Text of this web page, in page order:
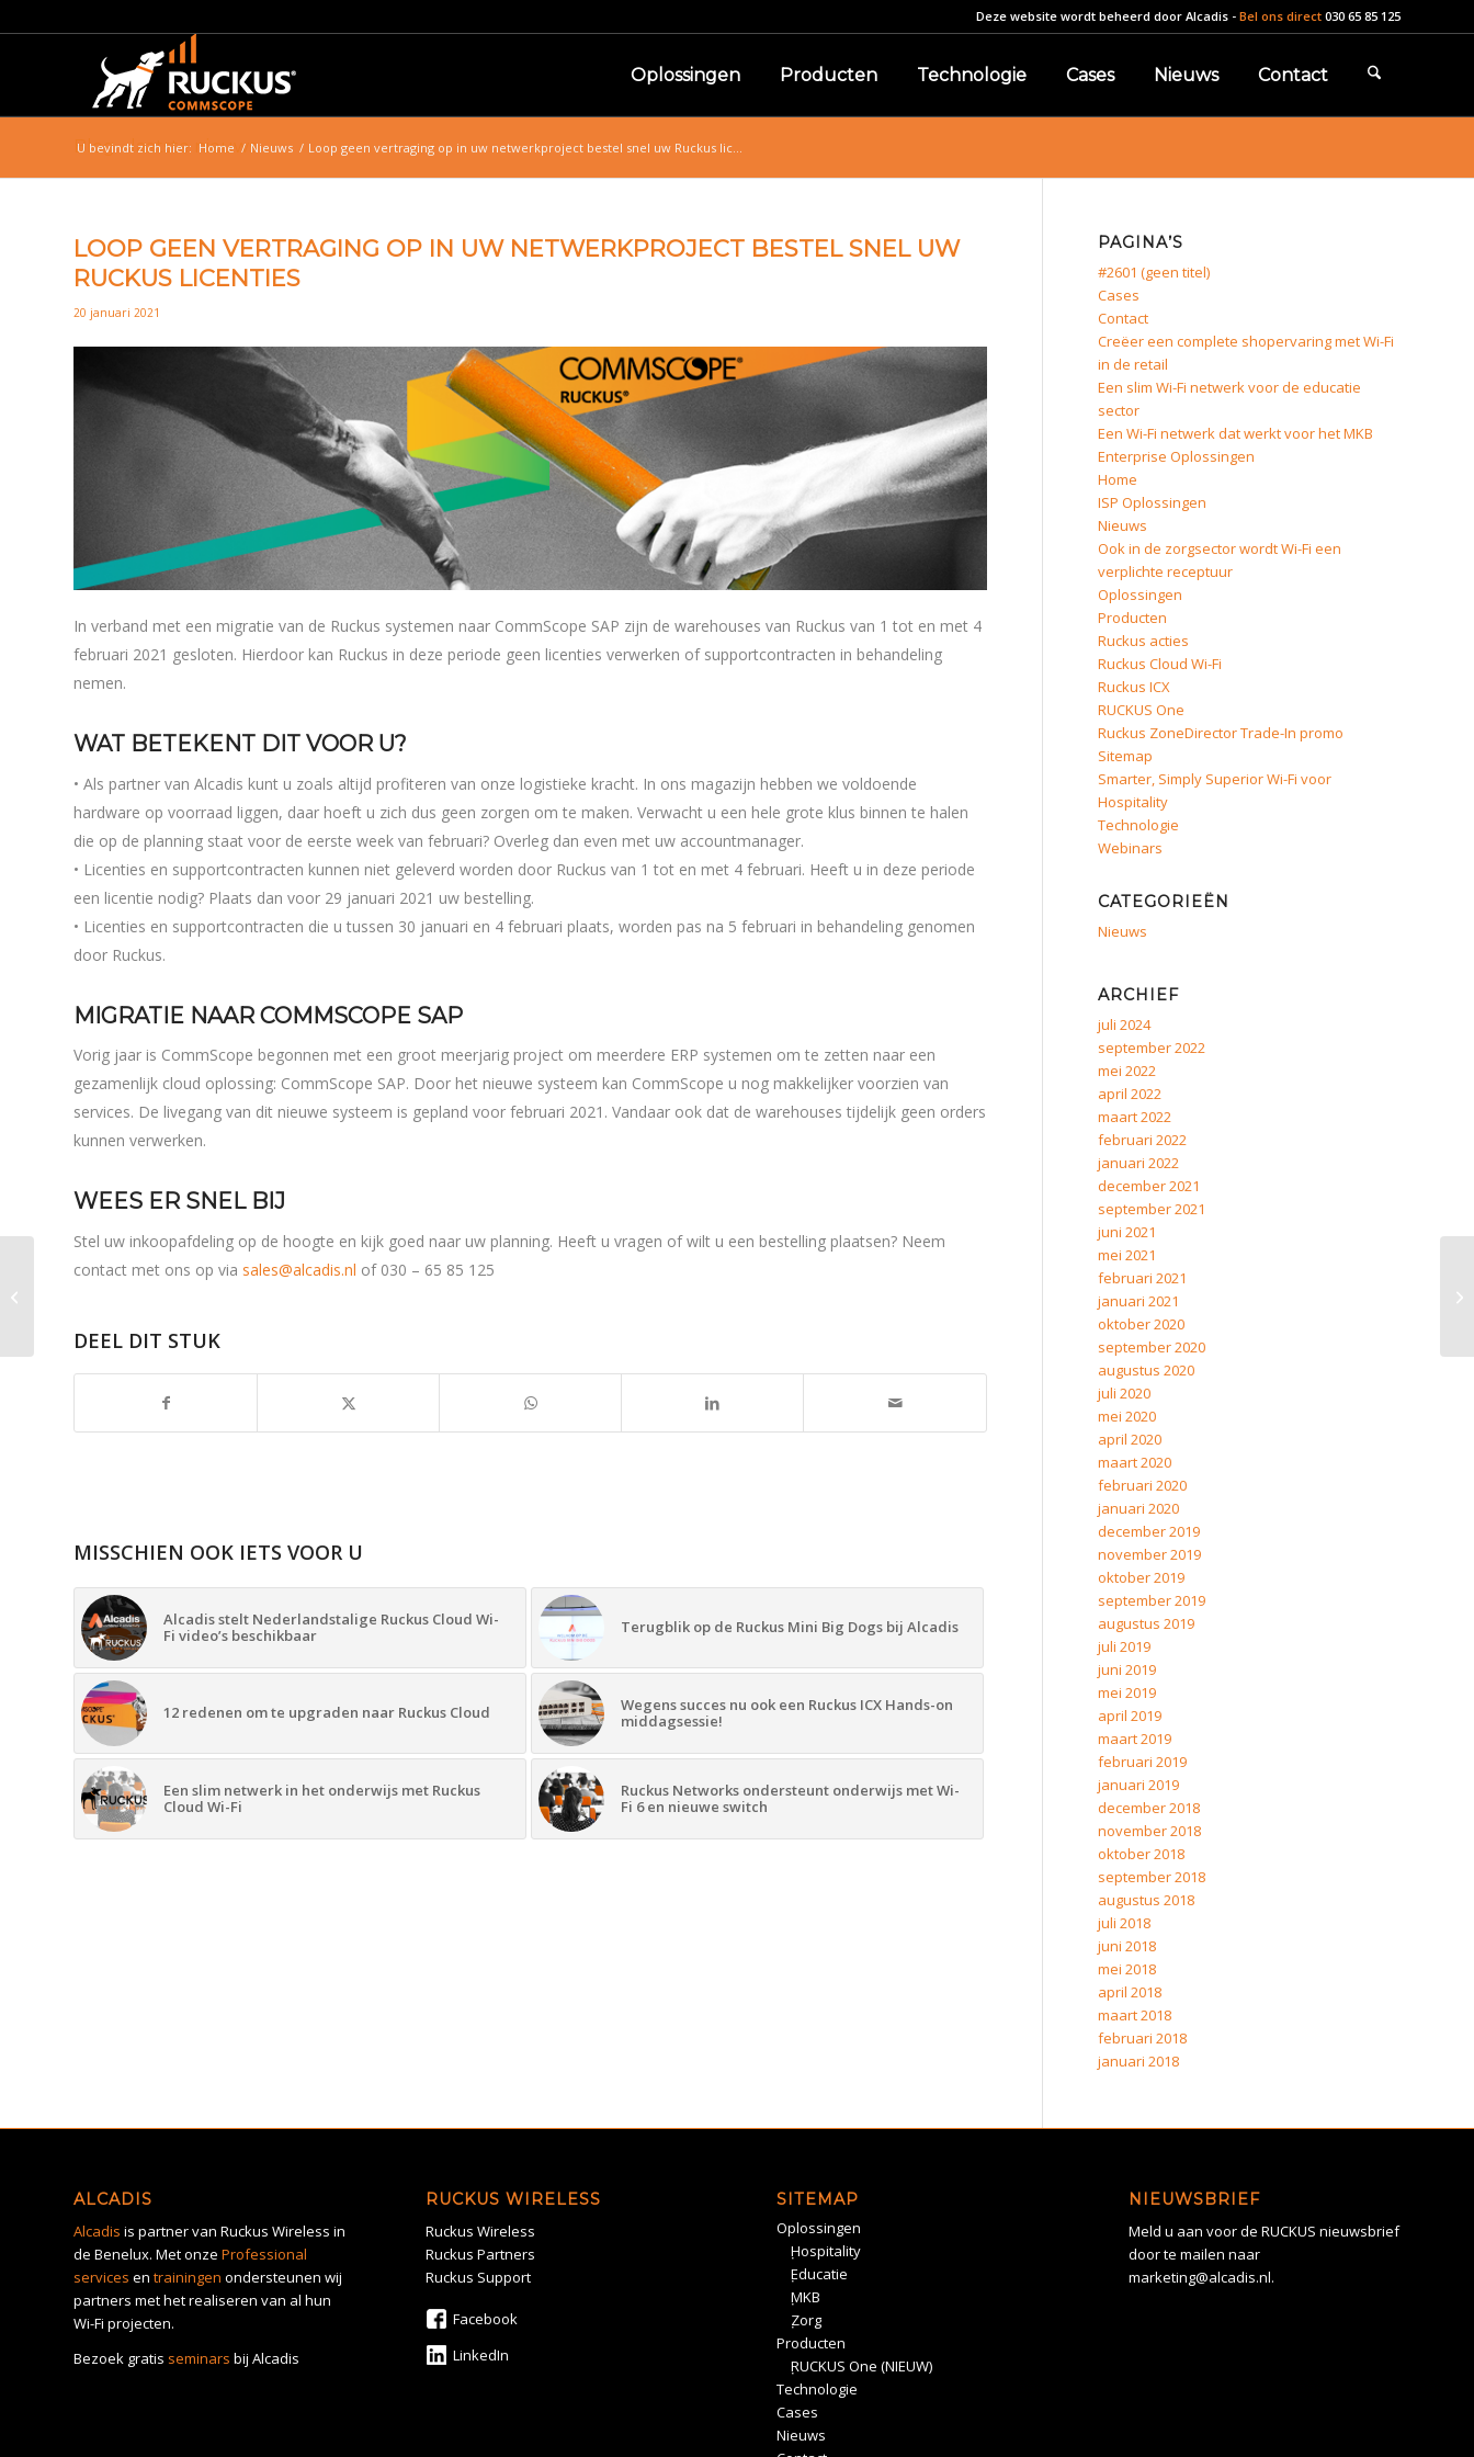
Deze website wordt beheerd door Alcadis - Bel ons direct 030 65 85 125
Oplossingen Producten Technologie Cases Nieuws Contact
Blog - laatste nieuws
U bevindt zich hier: Home / Nieuws / Loop geen vertraging op in uw netwerkproject bestel snel uw Ruckus lic...
LOOP GEEN VERTRAGING OP IN UW NETWERKPROJECT BESTEL SNEL UW
RUCKUS LICENTIES
20 januari 2021
In verband met een migratie van de Ruckus systemen naar CommScope SAP zijn de warehouses van Ruckus van 1 tot en met 4
februari 2021 gesloten. Hierdoor kan Ruckus in deze periode geen licenties verwerken of supportcontracten in behandeling
nemen.
WAT BETEKENT DIT VOOR U?
• Als partner van Alcadis kunt u zoals altijd profiteren van onze logistieke kracht. In ons magazijn hebben we voldoende
hardware op voorraad liggen, daar hoeft u zich dus geen zorgen om te maken. Verwacht u een hele grote klus binnen te halen
die op de planning staat voor de eerste week van februari? Overleg dan even met uw accountmanager.
• Licenties en supportcontracten kunnen niet geleverd worden door Ruckus van 1 tot en met 4 februari. Heeft u in deze periode
een licentie nodig? Plaats dan voor 29 januari 2021 uw bestelling.
• Licenties en supportcontracten die u tussen 30 januari en 4 februari plaats, worden pas na 5 februari in behandeling genomen
door Ruckus.
MIGRATIE NAAR COMMSCOPE SAP
Vorig jaar is CommScope begonnen met een groot meerjarig project om meerdere ERP systemen om te zetten naar een
gezamenlijk cloud oplossing: CommScope SAP. Door het nieuwe systeem kan CommScope u nog makkelijker voorzien van
services. De livegang van dit nieuwe systeem is gepland voor februari 2021. Vandaar ook dat de warehouses tijdelijk geen orders
kunnen verwerken.
WEES ER SNEL BIJ
Stel uw inkoopafdeling op de hoogte en kijk goed naar uw planning. Heeft u vragen of wilt u een bestelling plaatsen? Neem
contact met ons op via sales@alcadis.nl of 030 – 65 85 125
DEEL DIT STUK
MISSCHIEN OOK IETS VOOR U
Alcadis stelt Nederlandstalige Ruckus Cloud Wi-
Fi video’s beschikbaar
Terugblik op de Ruckus Mini Big Dogs bij Alcadis
12 redenen om te upgraden naar Ruckus Cloud
Wegens succes nu ook een Ruckus ICX Hands-on
middagsessie!
Een slim netwerk in het onderwijs met Ruckus
Cloud Wi-Fi
Ruckus Networks ondersteunt onderwijs met Wi-
Fi 6 en nieuwe switch
PAGINA’S
#2601 (geen titel)
Cases
Contact
Creëer een complete shopervaring met Wi-Fi
in de retail
Een slim Wi-Fi netwerk voor de educatie
sector
Een Wi-Fi netwerk dat werkt voor het MKB
Enterprise Oplossingen
Home
ISP Oplossingen
Nieuws
Ook in de zorgsector wordt Wi-Fi een
verplichte receptuur
Oplossingen
Producten
Ruckus acties
Ruckus Cloud Wi-Fi
Ruckus ICX
RUCKUS One
Ruckus ZoneDirector Trade-In promo
Sitemap
Smarter, Simply Superior Wi-Fi voor
Hospitality
Technologie
Webinars
CATEGORIEËN
Nieuws
ARCHIEF
juli 2024
september 2022
mei 2022
april 2022
maart 2022
februari 2022
januari 2022
december 2021
september 2021
juni 2021
mei 2021
februari 2021
januari 2021
oktober 2020
september 2020
augustus 2020
juli 2020
mei 2020
april 2020
maart 2020
februari 2020
januari 2020
december 2019
november 2019
oktober 2019
september 2019
augustus 2019
juli 2019
juni 2019
mei 2019
april 2019
maart 2019
februari 2019
januari 2019
december 2018
november 2018
oktober 2018
september 2018
augustus 2018
juli 2018
juni 2018
mei 2018
april 2018
maart 2018
februari 2018
januari 2018
ALCADIS
Alcadis is partner van Ruckus Wireless in
de Benelux. Met onze Professional
services en trainingen ondersteunen wij
partners met het realiseren van al hun
Wi-Fi projecten.
Bezoek gratis seminars bij Alcadis
RUCKUS WIRELESS
Ruckus Wireless
Ruckus Partners
Ruckus Support
Facebook
LinkedIn
SITEMAP
Oplossingen
Hospitality
Educatie
MKB
Zorg
Producten
RUCKUS One (NIEUW)
Technologie
Cases
Nieuws
NIEUWSBRIEF
Meld u aan voor de RUCKUS nieuwsbrief
door te mailen naar
marketing@alcadis.nl.
Creëer een slim en
Cloud